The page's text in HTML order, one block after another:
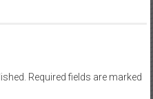
Required fields are marked